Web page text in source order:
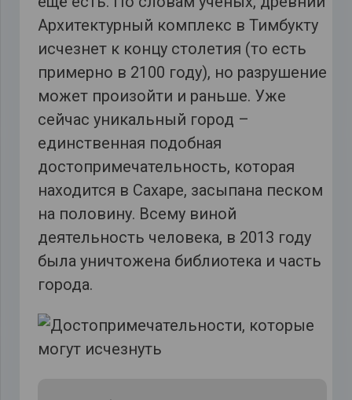
Архитектурный комплекс в Тимбукту
исчезнет к концу столетия (то есть
примерно в 2100 году), но разрушение
может произойти и раньше. Уже
сейчас уникальный город –
единственная подобная
достопримечательность, которая
находится в Сахаре, засыпана песком
на половину. Всему виной
деятельность человека, в 2013 году
была уничтожена библиотека и часть
города.